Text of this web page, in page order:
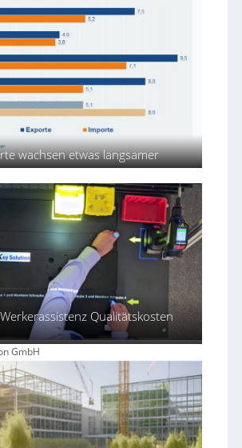
wachsen etwas langsamer
Qualitätskosten
GmbH